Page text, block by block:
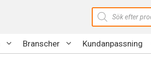
Produktsökning
Branscher Kundanpassning